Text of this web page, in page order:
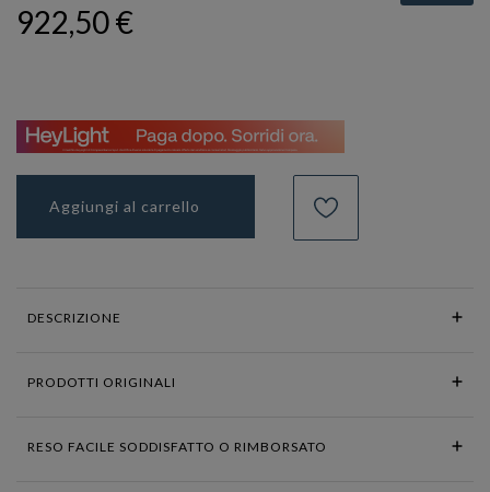
922,50 €
Aggiungi al carrello
DESCRIZIONE
PRODOTTI ORIGINALI
RESO FACILE SODDISFATTO O RIMBORSATO